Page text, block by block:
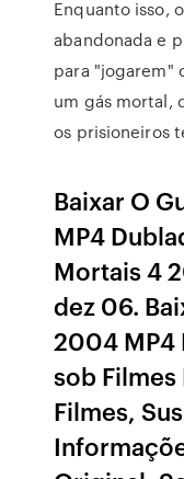
Enquanto isso,
abandonada e
para "jogarem"
um gás mortal,
os prisioneiros
Baixar O
MP4
Mortais 4
dez 06.
2004 MP4
sob
Filmes,